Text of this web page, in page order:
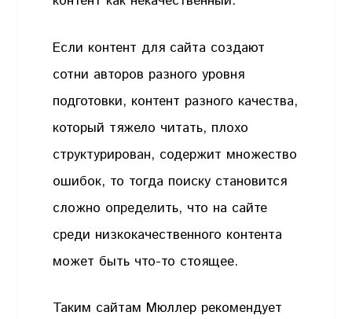
Если контент для сайта создают
сотни авторов разного уровня
подготовки, контент разного качества,
который тяжело читать, плохо
структурирован, содержит множество
ошибок, то тогда поиску становится
сложно определить, что на сайте
среди низкокачественного контента
может быть что-то стоящее.
Таким сайтам Мюллер рекомендует